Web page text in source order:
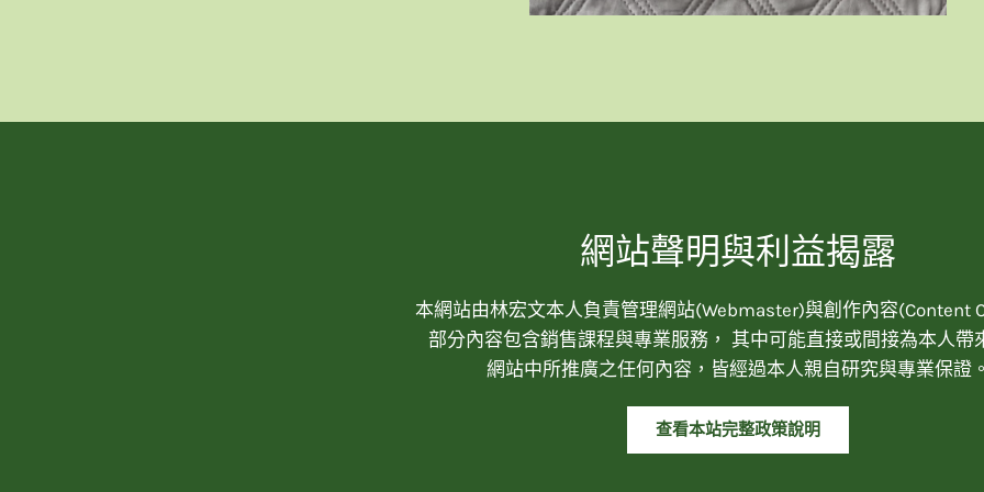
網站聲明與利益揭露
本網站由林宏文本人負責管理網站(Webmaster)與創作內容(Content
部分內容包含銷售課程與專業服務， 其中可能直接或間接為本人帶
網站中所推廣之任何內容，皆經過本人親自研究與專業保證。
查看本站完整政策說明